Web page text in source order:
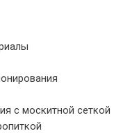
с москитной сеткой